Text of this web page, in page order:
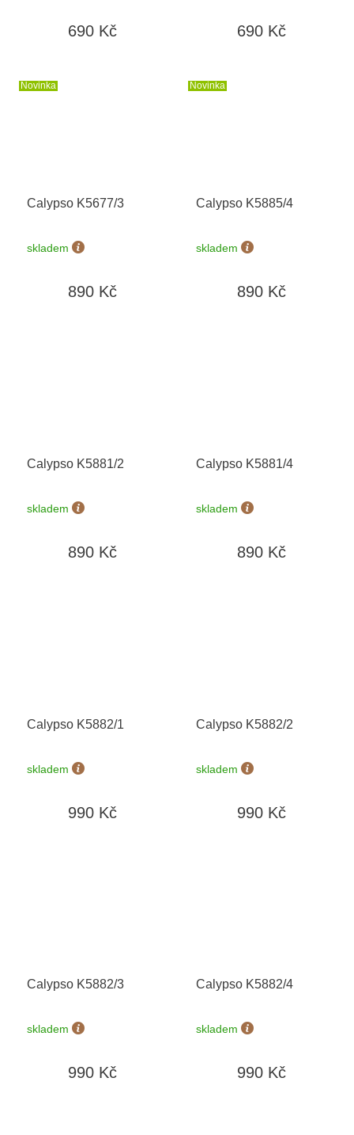
690 Kč 690 Kč
Novinka
Calypso K5677/3
skladem
890 Kč
Novinka
Calypso K5885/4
skladem
890 Kč
Calypso K5881/2
skladem
890 Kč
Calypso K5881/4
skladem
890 Kč
Calypso K5882/1
skladem
990 Kč
Calypso K5882/2
skladem
990 Kč
Calypso K5882/3
skladem
990 Kč
Calypso K5882/4
skladem
990 Kč